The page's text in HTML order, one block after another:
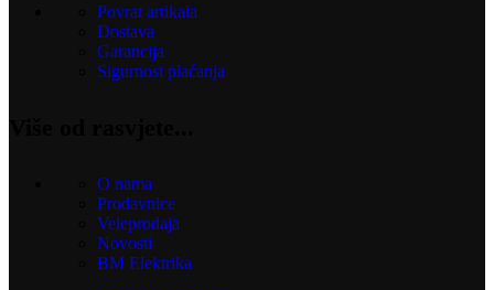
Povrat artikala
Dostava
Garancija
Sigurnost plaćanja
O nama
Prodavnice
Veleprodaja
Novosti
BM Elektrika